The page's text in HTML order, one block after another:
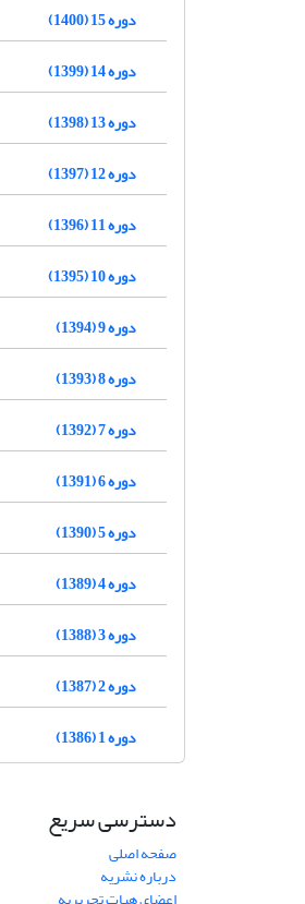
دوره 15 (1400)
دوره 14 (1399)
دوره 13 (1398)
دوره 12 (1397)
دوره 11 (1396)
دوره 10 (1395)
دوره 9 (1394)
دوره 8 (1393)
دوره 7 (1392)
دوره 6 (1391)
دوره 5 (1390)
دوره 4 (1389)
دوره 3 (1388)
دوره 2 (1387)
دوره 1 (1386)
دسترسی سریع
صفحه اصلی
درباره نشریه